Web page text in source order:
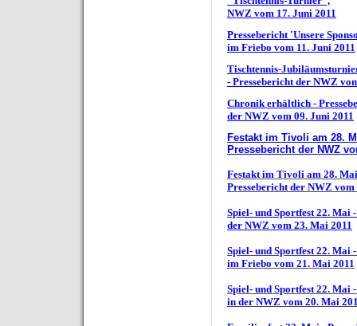
NWZ vom 17. Juni 2011
Pressebericht 'Unsere
im Friebo vom 11. Juni 2011
Tischtennis-
- Pressebericht der NWZ
Chronik erhältlich -
der NWZ vom 09. Juni 2011
Festakt im Tivoli am 28.
Pressebericht der NWZ
Festakt im Tivoli am 28.
Pressebericht der NWZ
Spiel- und Sportfest 22. Mai
der NWZ vom 23. Mai 2011
Spiel- und Sportfest 22. Mai
im Friebo vom 21. Mai 2011
Spiel- und Sportfest 22. Mai
in der NWZ vom 20. Mai